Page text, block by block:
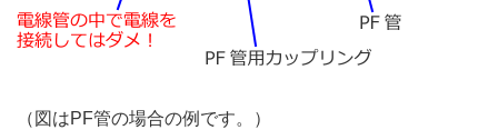
（図はPF管の場合の例です。）